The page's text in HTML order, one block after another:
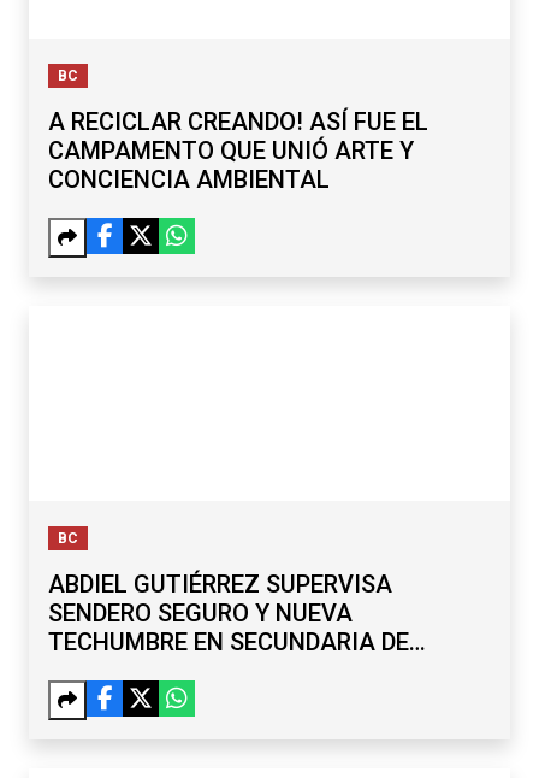
BC
A RECICLAR CREANDO! ASÍ FUE EL
CAMPAMENTO QUE UNIÓ ARTE Y
CONCIENCIA AMBIENTAL
BC
ABDIEL GUTIÉRREZ SUPERVISA
SENDERO SEGURO Y NUEVA
TECHUMBRE EN SECUNDARIA DE